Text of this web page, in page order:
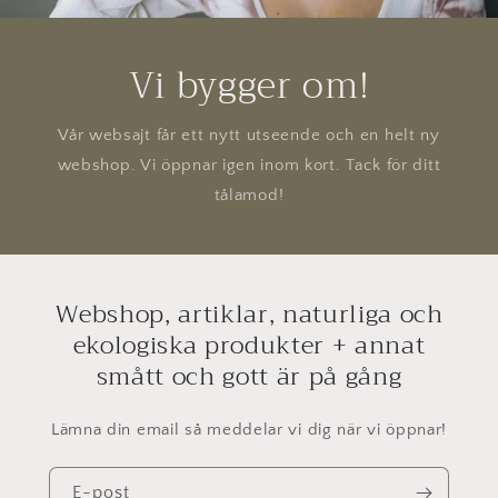
Vi bygger om!
Vår websajt får ett nytt utseende och en helt ny
webshop. Vi öppnar igen inom kort. Tack för ditt
tålamod!
Webshop, artiklar, naturliga och
ekologiska produkter + annat
smått och gott är på gång
Lämna din email så meddelar vi dig när vi öppnar!
E-post